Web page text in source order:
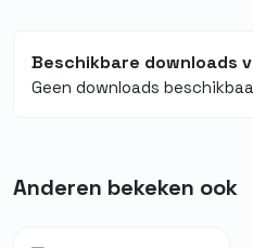
Beschikbare downloads
Geen downloads
Anderen bekeken ook